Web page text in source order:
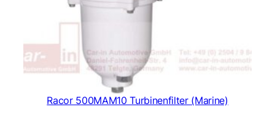
Racor 500MAM10 Turbinenfilter (Marine)